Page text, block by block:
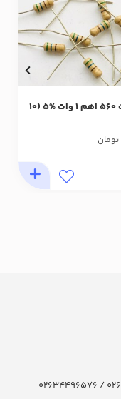
مقاومت 560 اهم 1 وات %5 (10
تومان